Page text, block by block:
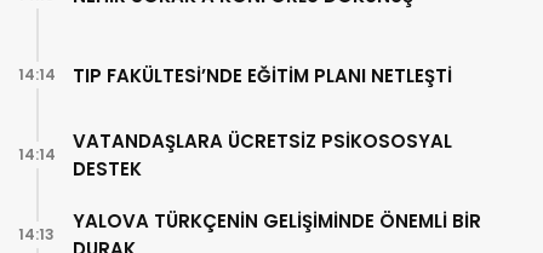
TIP FAKÜLTESİ’NDE EĞİTİM PLANI NETLEŞTİ
14:14
VATANDAŞLARA ÜCRETSİZ PSİKOSOSYAL
DESTEK
14:14
YALOVA TÜRKÇENİN GELİŞİMİNDE ÖNEMLİ BİR
14:13